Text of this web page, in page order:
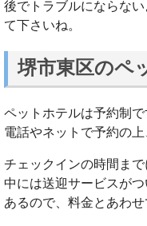
後でトラブルにならな
て下さいね。
堺市東区のペ
ペットホテルは予約制で
電話やネットで予約の上
チェックインの時間まで
中には送迎サービスが
あるので、料金とあわせ